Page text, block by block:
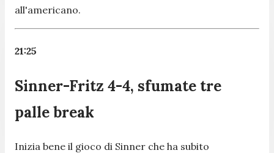
all'americano.
21:25
Sinner-Fritz 4-4, sfumate tre
palle break
Inizia bene il gioco di Sinner che ha subito